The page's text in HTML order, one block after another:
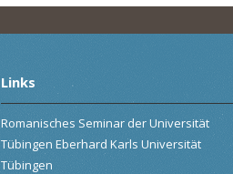
Links
Romanisches Seminar der Universität
Tübingen Eberhard Karls Universität
Tübingen